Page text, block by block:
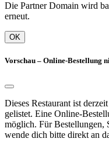
Die Partner Domain wird
erneut.
OK
Vorschau – Online-Bestellung
Dieses Restaurant ist
gelistet. Eine Online-
möglich. Für Bestellungen,
wende dich bitte direkt an